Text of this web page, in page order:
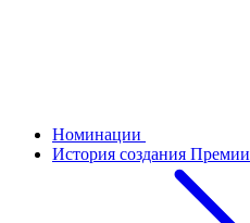
Номинации
История создания Премии